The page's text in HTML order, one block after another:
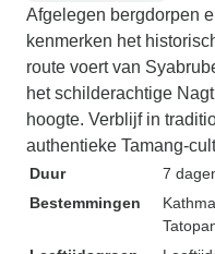
Afgelegen bergdorpen
kenmerken het
route voert van
het schilderachtige
hoogte. Verblijf in
authentieke Tamang-
Duur
7
Bestemmingen